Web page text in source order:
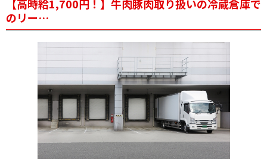
【高時給1,700円！】牛肉豚肉取り扱いの冷蔵倉庫で
のリー…